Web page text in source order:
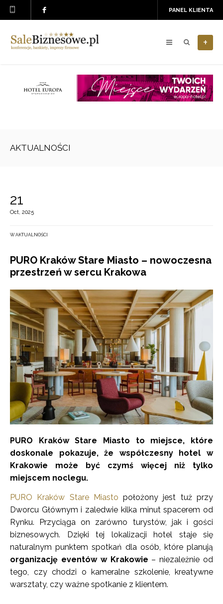
PANEL KLIENTA
+
AKTUALNOŚCI
21
Oct, 2025
W AKTUALNOŚCI
PURO Kraków Stare Miasto – nowoczesna
przestrzeń w sercu Krakowa
PURO Kraków Stare Miasto to miejsce, które
doskonale pokazuje, że współczesny
hotel w
Krakowie może być czymś więcej niż tylko
miejscem noclegu.
PURO Kraków Stare Miastopołożony jest tuż przy
Dworcu Głównym i zaledwie kilka minut spacerem od
Rynku. Przyciąga on zarówno turystów, jak i gości
biznesowych. Dzięki tej lokalizacji hotel staje się
naturalnym punktem spotkań dla osób, które planują
organizację eventów w Krakowie – niezależnie od
tego, czy chodzi o kameralne szkolenie, kreatywne
warsztaty, czy ważne spotkanie z klientem.